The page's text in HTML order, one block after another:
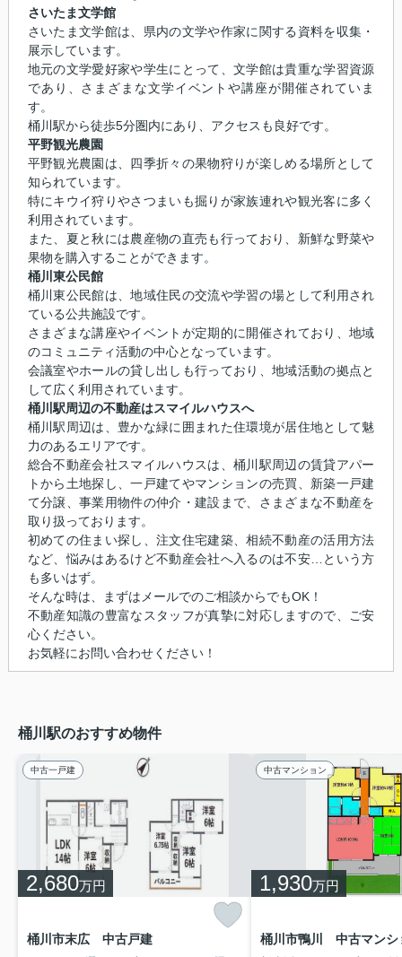
さいたま文学館
さいたま文学館は、県内の文学や作家に関する資料を収集・
展示しています。
地元の文学愛好家や学生にとって、文学館は貴重な学習資源
であり、さまざまな文学イベントや講座が開催されていま
す。
桶川駅から徒歩5分圏内にあり、アクセスも良好です。
平野観光農園
平野観光農園は、四季折々の果物狩りが楽しめる場所として
知られています。
特にキウイ狩りやさつまいも掘りが家族連れや観光客に多く
利用されています。
また、夏と秋には農産物の直売も行っており、新鮮な野菜や
果物を購入することができます。
桶川東公民館
桶川東公民館は、地域住民の交流や学習の場として利用され
ている公共施設です。
さまざまな講座やイベントが定期的に開催されており、地域
のコミュニティ活動の中心となっています。
会議室やホールの貸し出しも行っており、地域活動の拠点と
して広く利用されています。
桶川駅周辺の不動産はスマイルハウスへ
桶川駅周辺は、豊かな緑に囲まれた住環境が居住地として魅
力のあるエリアです。
総合不動産会社スマイルハウスは、桶川駅周辺の賃貸アパー
トから土地探し、一戸建てやマンションの売買、新築一戸建
て分譲、事業用物件の仲介・建設まで、さまざまな不動産を
取り扱っております。
初めての住まい探し、注文住宅建築、相続不動産の活用方法
など、悩みはあるけど不動産会社へ入るのは不安…という方
も多いはず。
そんな時は、まずはメールでのご相談からでもOK！
不動産知識の豊富なスタッフが真摯に対応しますので、ご安
心ください。
お気軽にお問い合わせください！
桶川駅のおすすめ物件
中古一戸建
2,680万円
桶川市末広 中古戸建
中古マンション
1,930万円
桶川市鴨川 中古マンシ